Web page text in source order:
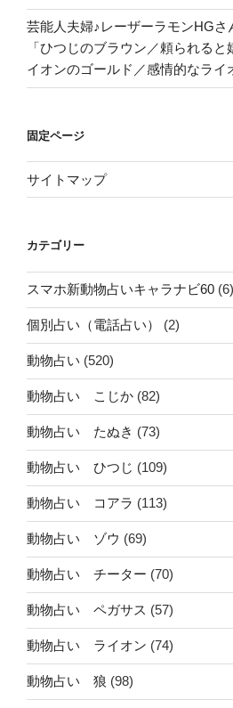
芸能人夫婦♪レーザーラモンHGさ
「ひつじのブラウン／頼られる
イオンのゴールド／感情的なライ
固定ページ
サイトマップ
カテゴリー
スマホ新動物占いキャラナビ60 (6)
個別占い（電話占い） (2)
動物占い (520)
動物占い こじか (82)
動物占い たぬき (73)
動物占い ひつじ (109)
動物占い コアラ (113)
動物占い ゾウ (69)
動物占い チーター (70)
動物占い ペガサス (57)
動物占い ライオン (74)
動物占い 狼 (98)